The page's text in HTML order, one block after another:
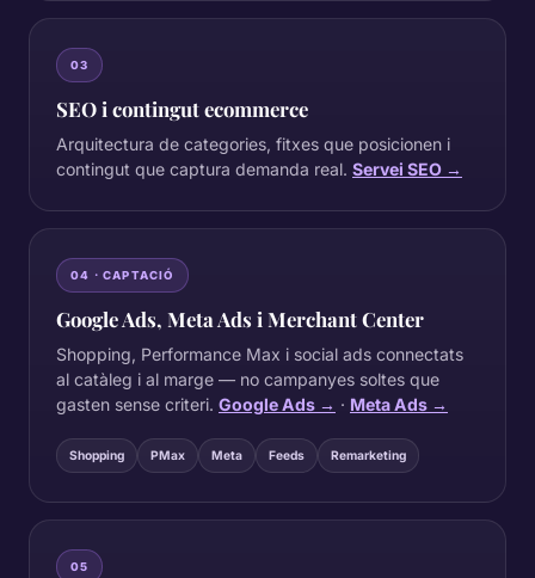
03
SEO i contingut ecommerce
Arquitectura de categories, fitxes que posicionen i
contingut que captura demanda real. Servei SEO →
04 · CAPTACIÓ
Google Ads, Meta Ads i Merchant Center
Shopping, Performance Max i social ads connectats
al catàleg i al marge — no campanyes soltes que
gasten sense criteri. Google Ads → · Meta Ads →
Shopping PMax Meta Feeds Remarketing
05